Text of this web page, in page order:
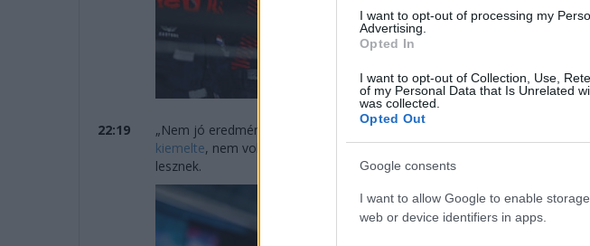
I want to opt-out of processing my
Advertising.
Opted In
I want to opt-out of Collection, Use,
of my Personal Data that Is Unrelated
was collected.
Opted Out
Google consents
I want to allow Google to enable
web or device identifiers in apps.
22:19 „Nem jó eredmény” – összegezte tökéletesen a Ferrari szaúdi versenyét
kiemelte, nem volt meg a versenytempó, pedig azt hitték, az Aston
lesznek.